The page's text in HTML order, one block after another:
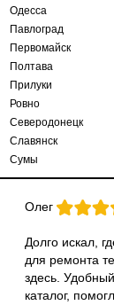
Одесса
Павлоград
Первомайск
Полтава
Прилуки
Ровно
Северодонецк
Славянск
Сумы
Олег
Долго искал,
для ремонта
здесь.
каталог,